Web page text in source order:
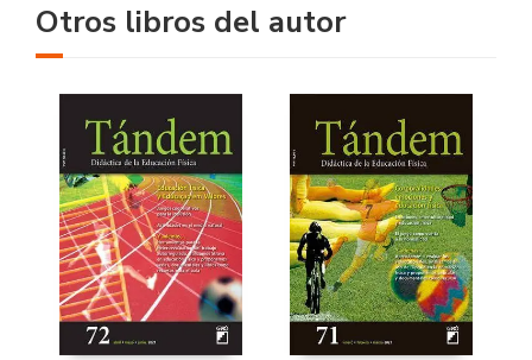
Otros libros del autor